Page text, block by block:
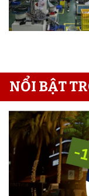
NỔI BẬT